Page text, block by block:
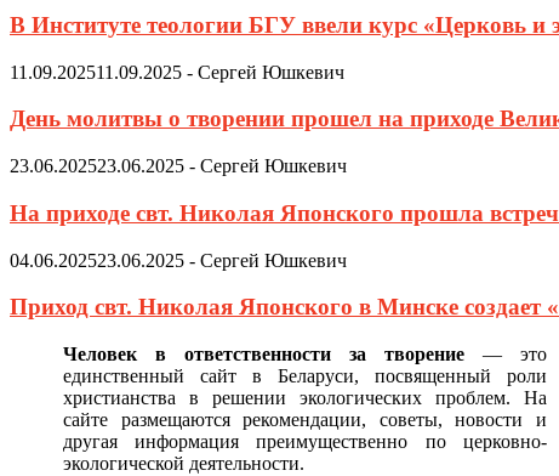
В Институте теологии БГУ ввели курс «Церковь
11.09.202511.09.2025 - Сергей Юшкевич
День молитвы о творении прошел на приходе
23.06.202523.06.2025 - Сергей Юшкевич
На приходе свт. Николая Японского прошла
04.06.202523.06.2025 - Сергей Юшкевич
Приход свт. Николая Японского в Минске создает
Человек в ответственности за творение— это
единственный сайт в Беларуси, посвященный роли
христианства в решении экологических проблем. На
сайте размещаются рекомендации, советы, новости и
другая информация преимущественно по церковно-
экологической деятельности.